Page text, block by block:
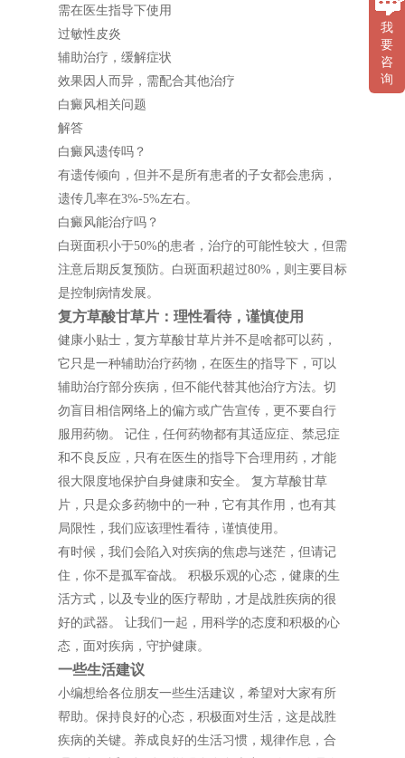
需在医生指导下使用
过敏性皮炎
辅助治疗，缓解症状
效果因人而异，需配合其他治疗
白癜风相关问题
解答
白癜风遗传吗？
有遗传倾向，但并不是所有患者的子女都会患病，
遗传几率在3%-5%左右。
白癜风能治疗吗？
白斑面积小于50%的患者，治疗的可能性较大，但需
注意后期反复预防。白斑面积超过80%，则主要目标
是控制病情发展。
复方草酸甘草片：理性看待，谨慎使用
健康小贴士，复方草酸甘草片并不是啥都可以药，
它只是一种辅助治疗药物，在医生的指导下，可以
辅助治疗部分疾病，但不能代替其他治疗方法。切
勿盲目相信网络上的偏方或广告宣传，更不要自行
服用药物。 记住，任何药物都有其适应症、禁忌症
和不良反应，只有在医生的指导下合理用药，才能
很大限度地保护自身健康和安全。 复方草酸甘草
片，只是众多药物中的一种，它有其作用，也有其
局限性，我们应该理性看待，谨慎使用。
有时候，我们会陷入对疾病的焦虑与迷茫，但请记
住，你不是孤军奋战。 积极乐观的心态，健康的生
活方式，以及专业的医疗帮助，才是战胜疾病的很
好的武器。 让我们一起，用科学的态度和积极的心
态，面对疾病，守护健康。
一些生活建议
小编想给各位朋友一些生活建议，希望对大家有所
帮助。保持良好的心态，积极面对生活，这是战胜
疾病的关键。养成良好的生活习惯，规律作息，合
我
要
咨
询